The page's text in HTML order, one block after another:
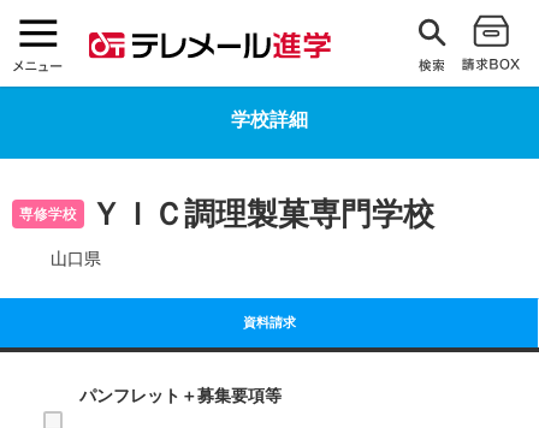
学校詳細
専修学校 ＹＩＣ調理製菓専門学校
山口県
資料請求
パンフレット＋募集要項等